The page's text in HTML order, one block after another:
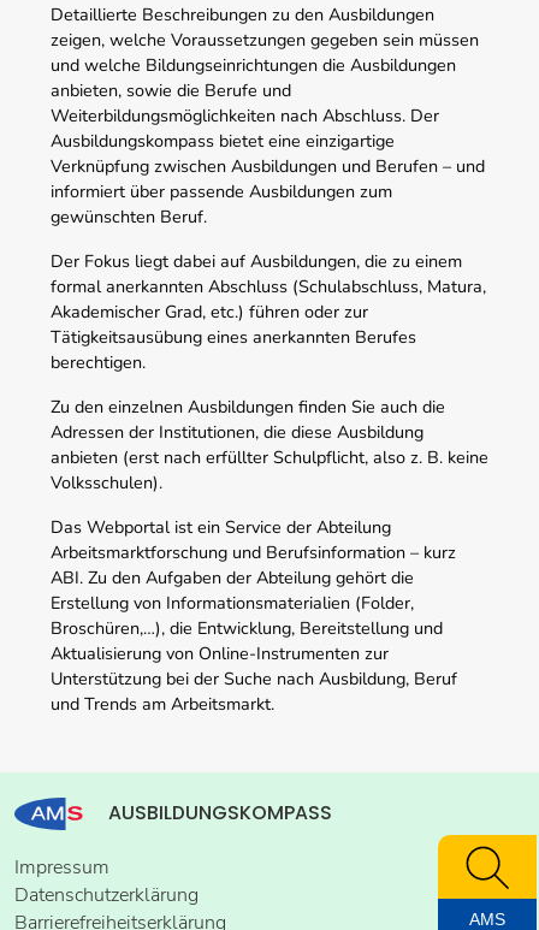
Detaillierte Beschreibungen zu den Ausbildungen
zeigen, welche Voraussetzungen gegeben sein müssen
und welche Bildungseinrichtungen die Ausbildungen
anbieten, sowie die Berufe und
Weiterbildungsmöglichkeiten nach Abschluss. Der
Ausbildungskompass bietet eine einzigartige
Verknüpfung zwischen Ausbildungen und Berufen – und
informiert über passende Ausbildungen zum
gewünschten Beruf.
Der Fokus liegt dabei auf Ausbildungen, die zu einem
formal anerkannten Abschluss (Schulabschluss, Matura,
Akademischer Grad, etc.) führen oder zur
Tätigkeitsausübung eines anerkannten Berufes
berechtigen.
Zu den einzelnen Ausbildungen finden Sie auch die
Adressen der Institutionen, die diese Ausbildung
anbieten (erst nach erfüllter Schulpflicht, also z. B. keine
Volksschulen).
Das Webportal ist ein Service der Abteilung
Arbeitsmarktforschung und Berufsinformation – kurz
ABI. Zu den Aufgaben der Abteilung gehört die
Erstellung von Informationsmaterialien (Folder,
Broschüren,…), die Entwicklung, Bereitstellung und
Aktualisierung von Online-Instrumenten zur
Unterstützung bei der Suche nach Ausbildung, Beruf
und Trends am Arbeitsmarkt.
AUSBILDUNGSKOMPASS
Impressum
Datenschutzerklärung
Barrierefreiheitserklärung
AMS